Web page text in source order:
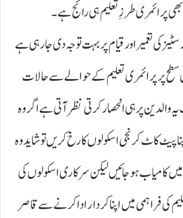
پرائمری طرزِ تعلیم ہی رائج ہے۔
کی تعمیر اور قیام پر بہت توجہ دی جارہی ہے
سطح پر پرائمری تعلیم کے حوالے سے حالات
پر ہی انحصار کرتی نظر آتی ہے اگر وہ
پیٹ کاٹ کر نجی اسکولوں کا رخ کریں تو شاید وہ
کامیاب ہوجائیں لیکن سرکاری اسکولوں کی
کی فراہمی میں اپنا کردار ادا کرنے سے قاصر